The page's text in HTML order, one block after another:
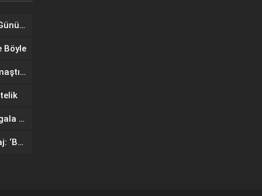
Tuğba Ünal, Dünya Sarılma Günü kapsamında hayranlarıyla buluştu
Böyle
Wilma Elles Defilede Göz Kamaştırdı, Kuliste Oğlunu Uyuttu
IF Wedding Fashion İzmir’de gala defilesinde yıldızlar geçidi
Ünlü mankenlerden net mesaj: ‘Bayrağımız Kırmızı Çizgimizdir’